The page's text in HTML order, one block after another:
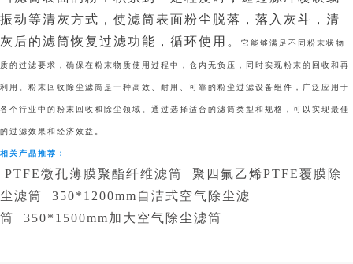
振动等清灰方式，使滤筒表面粉尘脱落，落入灰斗，清
灰后的滤筒恢复过滤功能，循环使用。
它能够满足不同粉末状物
质的过滤要求，确保在粉末物质使用过程中，仓内无负压，同时实现粉末的回收和再
利用。粉末回收除尘滤筒是一种高效、耐用、可靠的粉尘过滤设备组件，广泛应用于
各个行业中的粉末回收和除尘领域。通过选择适合的滤筒类型和规格，可以实现最佳
的过滤效果和经济效益。
相关产品推荐：
PTFE微孔薄膜聚酯纤维滤筒
聚四氟乙烯PTFE覆膜除
尘滤筒
350*1200mm自洁式空气除尘滤
筒
350*1500mm加大空气除尘滤筒